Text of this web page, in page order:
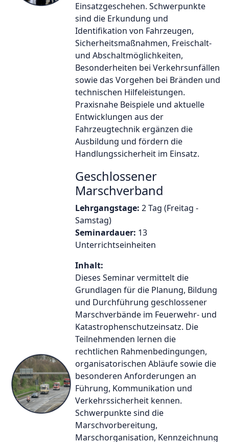
Einsatzgeschehen. Schwerpunkte
sind die Erkundung und
Identifikation von Fahrzeugen,
Sicherheitsmaßnahmen, Freischalt-
und Abschaltmöglichkeiten,
Besonderheiten bei Verkehrsunfällen
sowie das Vorgehen bei Bränden und
technischen Hilfeleistungen.
Praxisnahe Beispiele und aktuelle
Entwicklungen aus der
Fahrzeugtechnik ergänzen die
Ausbildung und fördern die
Handlungssicherheit im Einsatz.
Geschlossener
Marschverband
Lehrgangstage: 2 Tag (Freitag -
Samstag)
Seminardauer: 13
Unterrichtseinheiten
Inhalt:
Dieses Seminar vermittelt die
Grundlagen für die Planung, Bildung
und Durchführung geschlossener
Marschverbände im Feuerwehr- und
Katastrophenschutzeinsatz. Die
Teilnehmenden lernen die
rechtlichen Rahmenbedingungen,
organisatorischen Abläufe sowie die
besonderen Anforderungen an
Führung, Kommunikation und
Verkehrssicherheit kennen.
Schwerpunkte sind die
Marschvorbereitung,
Marschorganisation, Kennzeichnung